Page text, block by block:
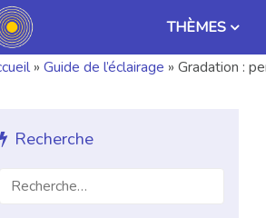
THÈMES
» Guide de l’éclairage » Gradation :
Recherche